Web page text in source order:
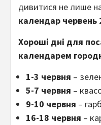
дивитися не лише
календар червень
Хороші дні для
календарем
1-3 червня –
5-7 червня –
9-10 червня –
16-18 червня –